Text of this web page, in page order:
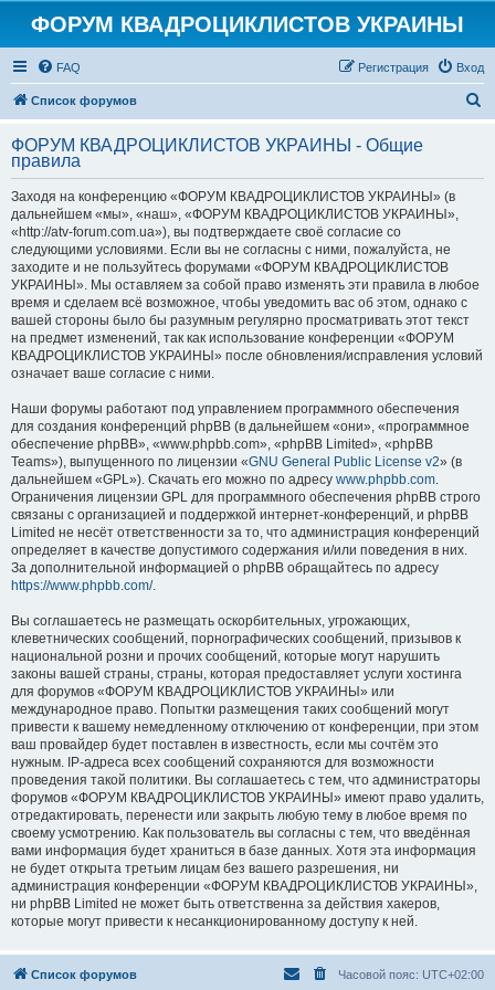
ФОРУМ КВАДРОЦИКЛИСТОВ УКРАИНЫ
FAQ Вход
Регистрация
Список форумов
с
ФОРУМ КВАДРОЦИКЛИСТОВ УКРАИНЫ - Общие
правила
Заходя на конференцию «ФОРУМ КВАДРОЦИКЛИСТОВ УКРАИНЫ» (в
дальнейшем «мы», «наш», «ФОРУМ КВАДРОЦИКЛИСТОВ УКРАИНЫ»,
«http://atv-forum.com.ua»), вы подтверждаете своё согласие со
следующими условиями. Если вы не согласны с ними, пожалуйста, не
заходите и не пользуйтесь форумами «ФОРУМ КВАДРОЦИКЛИСТОВ
УКРАИНЫ». Мы оставляем за собой право изменять эти правила в любое
время и сделаем всё возможное, чтобы уведомить вас об этом, однако с
вашей стороны было бы разумным регулярно просматривать этот текст
на предмет изменений, так как использование конференции «ФОРУМ
КВАДРОЦИКЛИСТОВ УКРАИНЫ» после обновления/исправления условий
означает ваше согласие с ними.
Наши форумы работают под управлением программного обеспечения
для создания конференций phpBB (в дальнейшем «они», «программное
обеспечение phpBB», «www.phpbb.com», «phpBB Limited», «phpBB
Teams»), выпущенного по лицензии «GNU General Public License v2» (в
дальнейшем «GPL»). Скачать его можно по адресу www.phpbb.com.
Ограничения лицензии GPL для программного обеспечения phpBB строго
связаны с организацией и поддержкой интернет-конференций, и phpBB
Limited не несёт ответственности за то, что администрация конференций
определяет в качестве допустимого содержания и/или поведения в них.
За дополнительной информацией о phpBB обращайтесь по адресу
https://www.phpbb.com/.
Вы соглашаетесь не размещать оскорбительных, угрожающих,
клеветнических сообщений, порнографических сообщений, призывов к
национальной розни и прочих сообщений, которые могут нарушить
законы вашей страны, страны, которая предоставляет услуги хостинга
для форумов «ФОРУМ КВАДРОЦИКЛИСТОВ УКРАИНЫ» или
международное право. Попытки размещения таких сообщений могут
привести к вашему немедленному отключению от конференции, при этом
ваш провайдер будет поставлен в известность, если мы сочтём это
нужным. IP-адреса всех сообщений сохраняются для возможности
проведения такой политики. Вы соглашаетесь с тем, что администраторы
форумов «ФОРУМ КВАДРОЦИКЛИСТОВ УКРАИНЫ» имеют право удалить,
отредактировать, перенести или закрыть любую тему в любое время по
своему усмотрению. Как пользователь вы согласны с тем, что введённая
вами информация будет храниться в базе данных. Хотя эта информация
не будет открыта третьим лицам без вашего разрешения, ни
администрация конференции «ФОРУМ КВАДРОЦИКЛИСТОВ УКРАИНЫ»,
ни phpBB Limited не может быть ответственна за действия хакеров,
которые могут привести к несанкционированному доступу к ней.
Список форумов Часовой пояс: UTC+02:00